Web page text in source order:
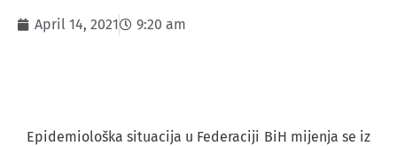
April 14, 2021 9:20 am
Epidemiološka situacija u Federaciji BiH mijenja se iz